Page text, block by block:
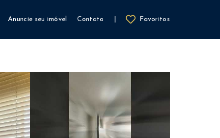
Anuncie seu imóvel Contato Favoritos